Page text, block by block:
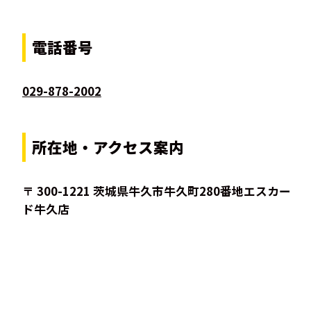
電話番号
029-878-2002
所在地・アクセス案内
〒 300-1221 茨城県牛久市牛久町280番地エスカー
ド牛久店